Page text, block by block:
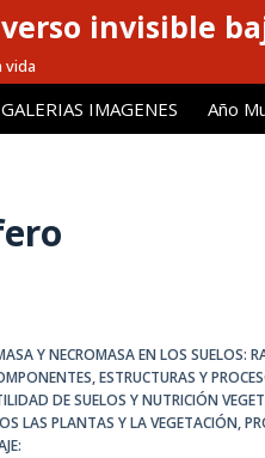
invisible
vida
GALERIAS IMAGENES Año
Y NECROMASA EN LOS SUELOS:
ESTRUCTURAS Y
DE SUELOS Y NUTRICIÓN
LAS PLANTAS Y LA VEGETACIÓN,